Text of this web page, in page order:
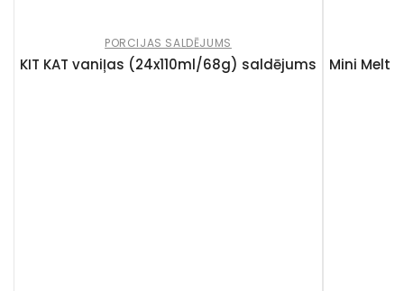
PORCIJAS SALDĒJUMS
KIT KAT vaniļas (24x110ml/68g) saldējums Mini